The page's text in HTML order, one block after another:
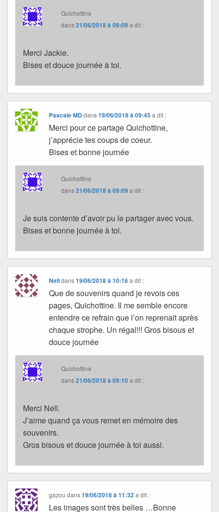
Quichottine
dans21/06/2018 à 09:09a dit :
Merci Jackie.
Bises et douce journée à toi.
Pascale MDdans19/06/2018 à 09:45 a dit :
Merci pour ce partage Quichottine,
j’apprécie tes coups de coeur.
Bises et bonne journée
Quichottine
dans21/06/2018 à 09:09a dit :
Je suis contente d’avoir pu le partager avec vous.
Bises et bonne journée à toi.
Nelldans19/06/2018 à 10:16 a dit :
Que de souvenirs quand je revois ces
pages, Quichottine. Il me semble encore
entendre ce refrain que l’on reprenait après
chaque strophe. Un régal!!! Gros bisous et
douce journée
Quichottine
dans21/06/2018 à 09:10a dit :
Merci Nell.
J’aime quand ça vous remet en mémoire des
souvenirs.
Gros bisous et douce journée à toi aussi.
gazou dans19/06/2018 à 11:32 a dit :
Les images sont très belles …Bonne